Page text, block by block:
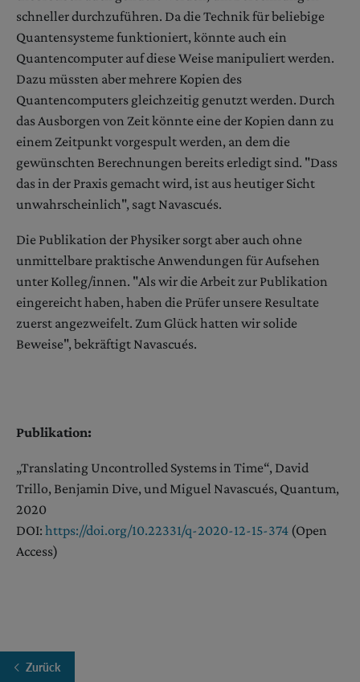
schneller durchzuführen. Da die Technik für beliebige
Quantensysteme funktioniert, könnte auch ein
Quantencomputer auf diese Weise manipuliert werden.
Dazu müssten aber mehrere Kopien des
Quantencomputers gleichzeitig genutzt werden. Durch
das Ausborgen von Zeit könnte eine der Kopien dann zu
einem Zeitpunkt vorgespult werden, an dem die
gewünschten Berechnungen bereits erledigt sind. "Dass
das in der Praxis gemacht wird, ist aus heutiger Sicht
unwahrscheinlich", sagt Navascués.
Die Publikation der Physiker sorgt aber auch ohne
unmittelbare praktische Anwendungen für Aufsehen
unter Kolleg/innen. "Als wir die Arbeit zur Publikation
eingereicht haben, haben die Prüfer unsere Resultate
zuerst angezweifelt. Zum Glück hatten wir solide
Beweise", bekräftigt Navascués.
Publikation:
„Translating Uncontrolled Systems in Time“, David
Trillo, Benjamin Dive, und Miguel Navascués, Quantum,
2020
DOI: https://doi.org/10.22331/q-2020-12-15-374 (Open
Access)
Zurück